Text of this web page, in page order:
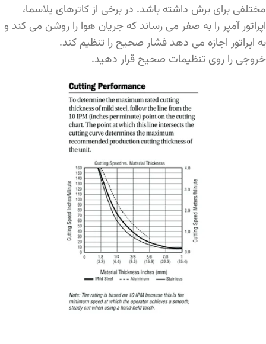
مختلفی برای برش داشته باشد. در برخی از کاترهای پلاسما،
اپراتور آمپر را به صفر می رساند که جریان هوا را روشن می کند و
به اپراتور اجازه می دهد فشار صحیح را تنظیم کند.
خروجی را روی تنظیمات صحیح قرار دهید.